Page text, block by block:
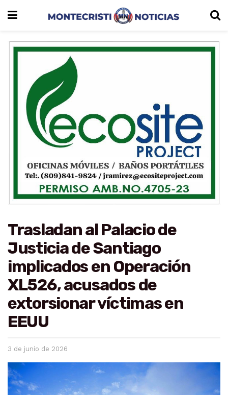
Trasladan al Palacio de
Justicia de Santiago
implicados en Operación
XL526, acusados de
extorsionar víctimas en
EEUU
3 de junio de 2026